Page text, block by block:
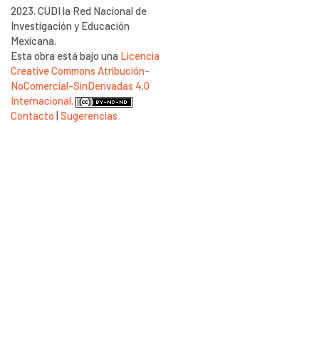
2023. CUDI la Red Nacional de
Investigación y Educación
Mexicana.
Esta obra está bajo una Licencia
Creative Commons Atribución-
NoComercial-SinDerivadas 4.0
Internacional.
Contacto |Sugerencias